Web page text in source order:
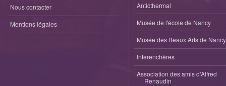
Nous contacter
Mentions légales
Anticthermal
Musée de l'école de Nancy
Musée des Beaux Arts de Nancy
Interenchères
Association des amis d'Alfred
Renaudin